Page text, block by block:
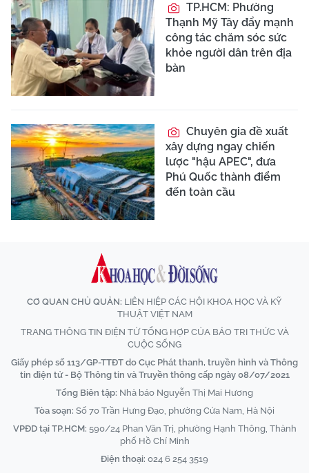
TP.HCM: Phường
Thạnh Mỹ Tây đẩy mạnh
công tác chăm sóc sức
khỏe người dân trên địa
bàn
Chuyên gia đề xuất
xây dựng ngay chiến
lược "hậu APEC", đưa
Phú Quốc thành điểm
đến toàn cầu
CƠ QUAN CHỦ QUẢN: LIÊN HIỆP CÁC HỘI KHOA HỌC VÀ KỸ
THUẬT VIỆT NAM
TRANG THÔNG TIN ĐIỆN TỬ TỔNG HỢP CỦA BÁO TRI THỨC VÀ
CUỘC SỐNG
Giấy phép số 113/GP-TTĐT do Cục Phát thanh, truyền hình và Thông
tin điện tử - Bộ Thông tin và Truyền thông cấp ngày 08/07/2021
Tổng Biên tập: Nhà báo Nguyễn Thị Mai Hương
Tòa soạn: Số 70 Trần Hưng Đạo, phường Cửa Nam, Hà Nội
VPĐD tại TP.HCM: 590/24 Phan Văn Trị, phường Hạnh Thông, Thành
phố Hồ Chí Minh
Điện thoại: 024 6 254 3519